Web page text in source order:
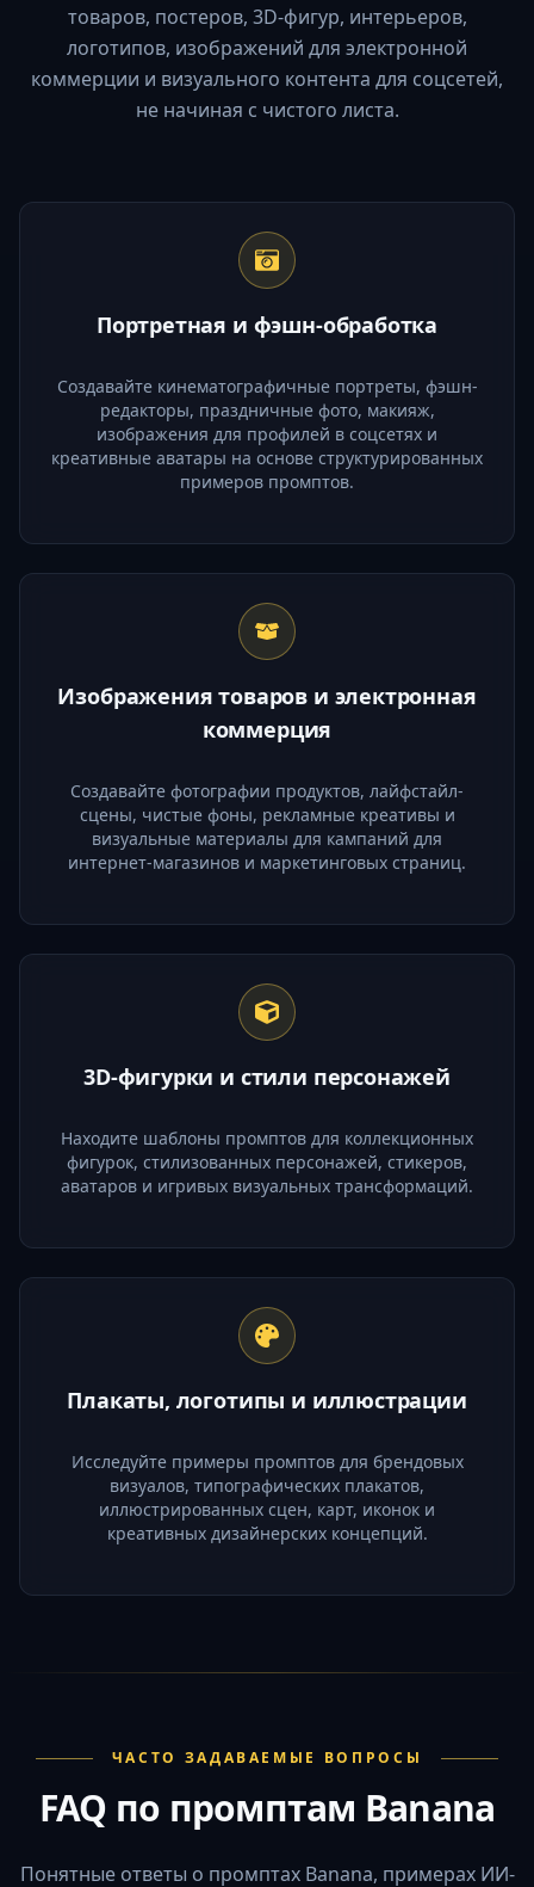
товаров, постеров, 3D-фигур, интерьеров,
логотипов, изображений для электронной
коммерции и визуального контента для соцсетей,
не начиная с чистого листа.
Портретная и фэшн-обработка
Создавайте кинематографичные портреты, фэшн-
редакторы, праздничные фото, макияж,
изображения для профилей в соцсетях и
креативные аватары на основе структурированных
примеров промптов.
Изображения товаров и электронная
коммерция
Создавайте фотографии продуктов, лайфстайл-
сцены, чистые фоны, рекламные креативы и
визуальные материалы для кампаний для
интернет-магазинов и маркетинговых страниц.
3D-фигурки и стили персонажей
Находите шаблоны промптов для коллекционных
фигурок, стилизованных персонажей, стикеров,
аватаров и игривых визуальных трансформаций.
Плакаты, логотипы и иллюстрации
Исследуйте примеры промптов для брендовых
визуалов, типографических плакатов,
иллюстрированных сцен, карт, иконок и
креативных дизайнерских концепций.
ЧАСТО ЗАДАВАЕМЫЕ ВОПРОСЫ
FAQ по промптам Banana
Понятные ответы о промптах Banana, примерах ИИ-